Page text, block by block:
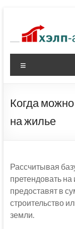
содержимому
Когда
на жилье
Рассчитывая
претендовать
предоставят в
строительство
земли.